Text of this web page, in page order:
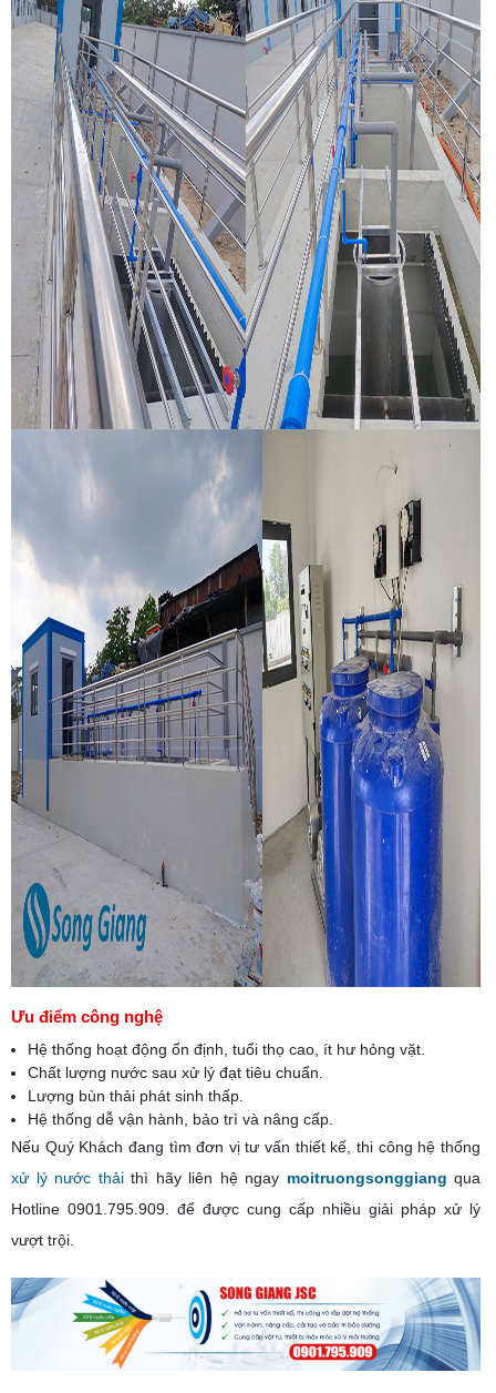
Ưu điểm công nghệ
Hệ thống hoạt động ổn định, tuổi thọ cao, ít hư hỏng vặt.
Chất lượng nước sau xử lý đạt tiêu chuẩn.
Lượng bùn thải phát sinh thấp.
Hệ thống dễ vận hành, bảo trì và nâng cấp.
Nếu Quý Khách đang tìm đơn vị tư vấn thiết kế, thi công hệ thống
xử lý nước thảithì hãy liên hệ ngay moitruongsonggiang qua
Hotline 0901.795.909 . để được cung cấp nhiều giải pháp xử lý
vượt trội.